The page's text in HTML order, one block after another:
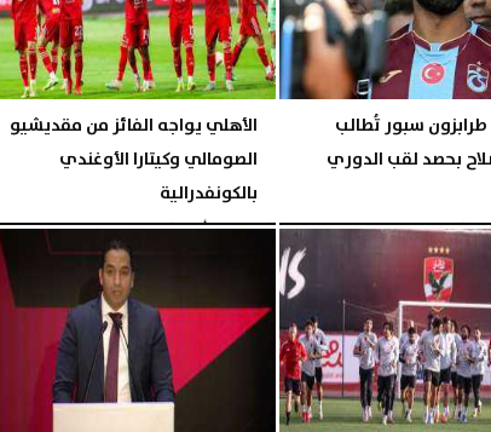
سبور تُطالب
بحصد لقب الدوري
06:00 مـ
الأهلي يواجه الفائز من مقديشيو
الصومالي وكيتارا الأوغندي
بالكونفدرالية
الخميس، 6 أغسطس 2026 05:57 مـ